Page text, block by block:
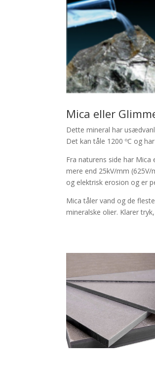
Mica eller
Dette mineral har
Det kan tåle 1200 ºC og
Fra naturens side har Mica
mere end 25kV/mm
og elektrisk erosion og er
Mica tåler vand og de
mineralske olier. Klarer